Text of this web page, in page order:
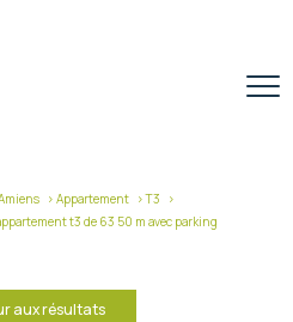
Appartement
T3
t3 de 63 50 m avec parking
aux résultats